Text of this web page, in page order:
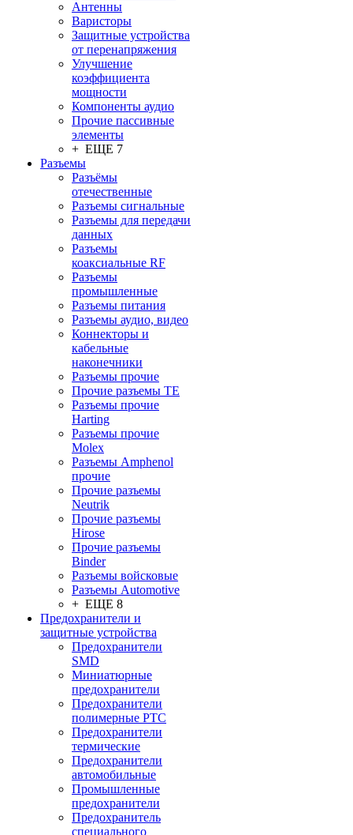
Антенны
Варисторы
Защитные устройства
от перенапряжения
Улучшение
коэффициента
мощности
Компоненты аудио
Прочие пассивные
элементы
+ ЕЩЕ 7
Разъeмы
Разъёмы
отечественные
Разъeмы сигнальные
Разъeмы для передачи
данных
Разъeмы
коаксиальные RF
Разъeмы
промышленные
Разъeмы питания
Разъeмы аудио, видео
Коннекторы и
кабельные
наконечники
Разъeмы прочие
Прочие разъемы TE
Разъемы прочие
Harting
Разъемы прочие
Molex
Разъемы Amphenol
прочие
Прочие разъемы
Neutrik
Прочие разъемы
Hirose
Прочие разъемы
Binder
Разъемы войсковые
Разъeмы Automotive
+ ЕЩЕ 8
Предохранители и
защитные устройства
Предохранители
SMD
Миниатюрные
предохранители
Предохранители
полимерные PTC
Предохранители
термические
Предохранители
автомобильные
Промышленные
предохранители
Предохранитель
специального